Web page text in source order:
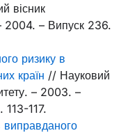
вісник
2004. – Випуск 236.
ризику в
країн // Науковий
– 2003. –
117.
виправданого